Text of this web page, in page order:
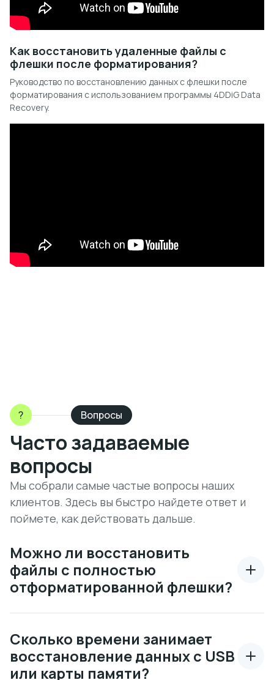
Как восстановить удаленные файлы с
флешки после форматирования?
Руководство по восстановлению данных с флешки после
форматирования с использованием программы 4DDiG Data
Recovery.
? Вопросы
Часто задаваемые
вопросы
Мы собрали самые частые вопросы наших
клиентов. Здесь вы быстро найдете ответ и
поймете, как действовать дальше.
Можно ли восстановить
файлы с полностью
отформатированной флешки?
Сколько времени занимает
восстановление данных с USB
или карты памяти?